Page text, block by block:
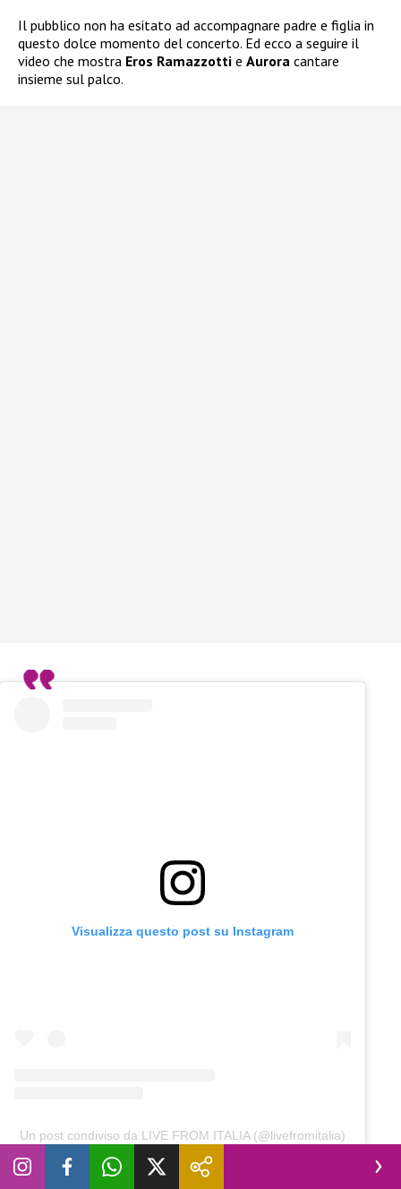
Il pubblico non ha esitato ad accompagnare padre e figlia in
questo dolce momento del concerto. Ed ecco a seguire il
video che mostra Eros Ramazzotti e Aurora cantare
insieme sul palco.
Visualizza questo post su Instagram
Un post condiviso da LIVE FROM ITALIA (@livefromitalia)